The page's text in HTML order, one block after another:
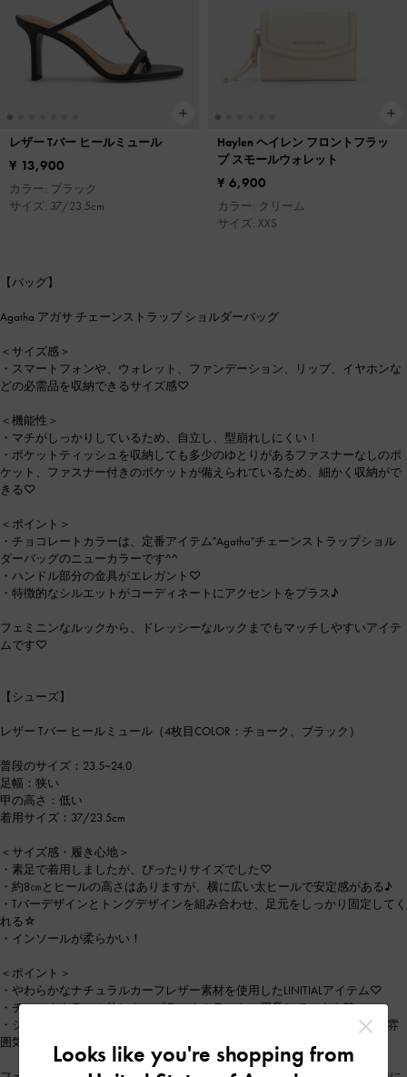
レザー Tバー ヒールミュール
¥ 13,900
カラー: ブラック
サイズ: 37/23.5cm
Haylen ヘイレン フロントフラッ
プ スモールウォレット
¥ 6,900
カラー: クリーム
サイズ: XXS
【バッグ】
Agatha アガサ チェーンストラップ ショルダーバッグ
＜サイズ感＞
・スマートフォンや、ウォレット、ファンデーション、リップ、イヤホンな
どの必需品を収納できるサイズ感♡
＜機能性＞
・マチがしっかりしているため、自立し、型崩れしにくい！
・ポケットティッシュを収納しても多少のゆとりがあるファスナーなしのポ
ケット、ファスナー付きのポケットが備えられているため、細かく収納がで
きる♡
＜ポイント＞
・チョコレートカラーは、定番アイテム"Agatha"チェーンストラップショル
ダーバッグのニューカラーです^^
・ハンドル部分の金具がエレガント♡
・特徴的なシルエットがコーディネートにアクセントをプラス♪
フェミニンなルックから、ドレッシーなルックまでもマッチしやすいアイテ
ムです♡
【シューズ】
レザー Tバー ヒールミュール（4枚目COLOR：チョーク、ブラック）
普段のサイズ：23.5~24.0
足幅：狭い
甲の高さ：低い
着用サイズ：37/23.5cm
＜サイズ感・履き心地＞
・素足で着用しましたが、ぴったりサイズでした♡
・約8㎝とヒールの高さはありますが、横に広い太ヒールで安定感がある♪
・Tバーデザインとトングデザインを組み合わせ、足元をしっかり固定してく
れる☆
・インソールが柔らかい！
＜ポイント＞
・やわらかなナチュラルカーフレザー素材を使用したLINITIALアイテム♡
・チョークカラーの他にも、ブラックカラーもご用意しています♡
・シンプルなデザインですが、ゴールドの「C&K」の金具がエレガントな雰
囲気をプラス☆Looks like you're shopping from